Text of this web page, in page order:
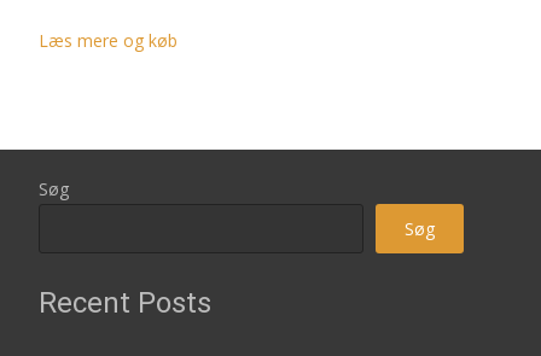
Læs mere og køb
Søg
Søg
Recent Posts